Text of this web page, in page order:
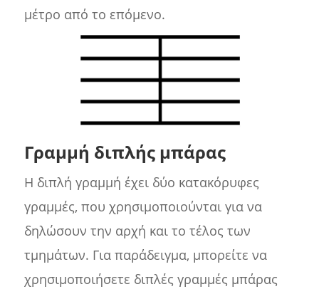
μέτρο από το επόμενο.
Γραμμή διπλής μπάρας
Η διπλή γραμμή έχει δύο κατακόρυφες
γραμμές, που χρησιμοποιούνται για να
δηλώσουν την αρχή και το τέλος των
τμημάτων. Για παράδειγμα, μπορείτε να
χρησιμοποιήσετε διπλές γραμμές μπάρας